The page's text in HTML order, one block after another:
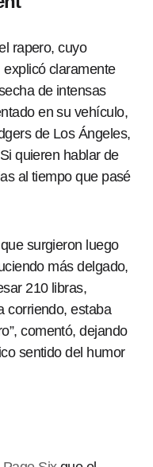
rapero, cuyo
claramente
de intensas
en su vehículo,
de Los Ángeles,
quieren hablar de
al tiempo que pasé
surgieron luego
más delgado,
210 libras,
corriendo, estaba
comentó, dejando
sentido del humor